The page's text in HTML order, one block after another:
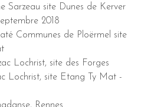
Sarzeau site Dunes de Kerver
2018
Communes de Ploërmel site
Lochrist, site des Forges
Lochrist, site Etang Ty Mat -